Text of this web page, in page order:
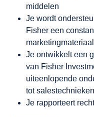
middelen
Je wordt
Fisher een
Je ontwikkelt een
van Fisher
uiteenlopende
tot salestechnieken
Je rapporteert